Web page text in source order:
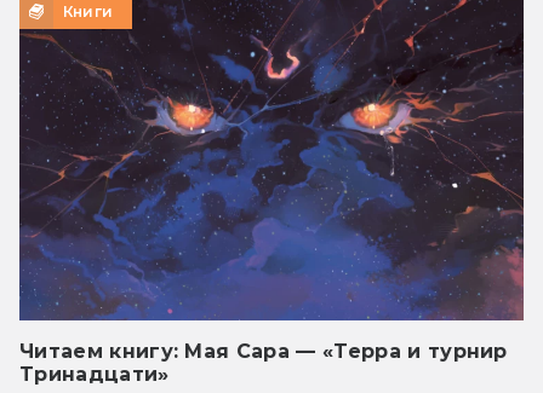
Книги
Читаем книгу: Мая Сара — «Терра и турнир
Тринадцати»